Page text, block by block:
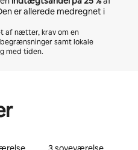
er allerede medregnet i
af nætter, krav om en
samt lokale
med tiden.